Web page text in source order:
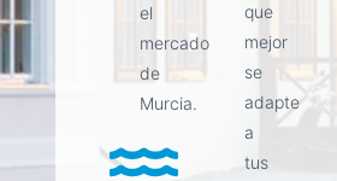
el
mercado
de
Murcia.
que
mejor
se
adapte
a
tus